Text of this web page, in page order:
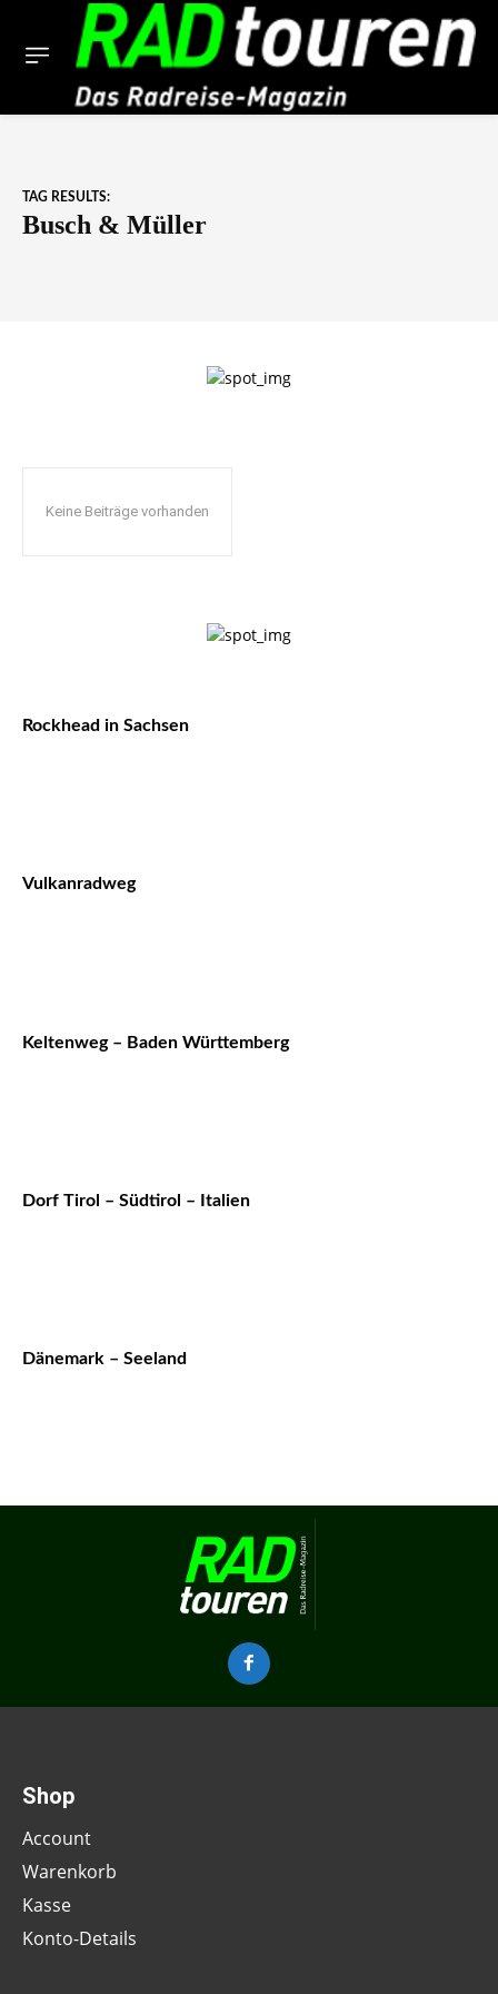
TAG RESULTS:
Busch & Müller
Keine Beiträge vorhanden
Rockhead in Sachsen
Vulkanradweg
Keltenweg – Baden Württemberg
Dorf Tirol – Südtirol – Italien
Dänemark – Seeland
Shop
Account
Warenkorb
Kasse
Konto-Details